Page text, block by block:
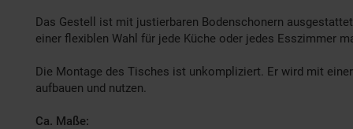
Das Gestell ist mit justierbaren Bodenschonern
einer flexiblen Wahl für jede Küche oder jedes Esszimmer
Die Montage des Tisches ist unkompliziert. Er wird mit
aufbauen und nutzen.
Ca. Maße: